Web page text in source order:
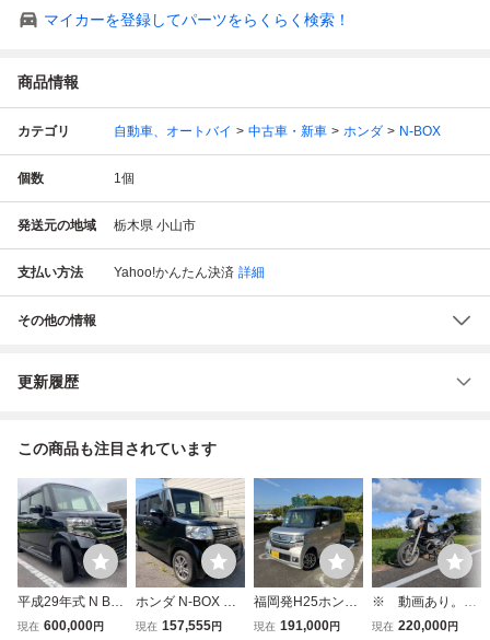
マイカーを登録してパーツをらくらく検索！
商品情報
カテゴリ 自動車、オートバイ 中古車・新車 ホンダ N-BOX
個数 1個
発送元の地域 栃木県 小山市
支払い方法 Yahoo!かんたん決済 詳細
その他の情報
更新履歴
この商品も注目されています
平成29年式 N BO
X カスタム 特別仕
現在 600,000円
ホンダ N-BOX G
ターボSSパッケー
現在 157,555円
福岡発H25ホンダ
N-BOX カスタム
現在 191,000円
※ 動画あり。B
MW R1150R カス
現在 220,000円